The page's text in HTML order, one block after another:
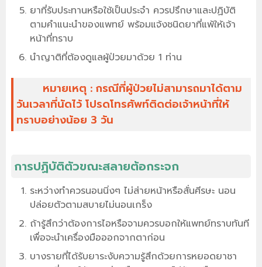
ยาที่รับประทานหรือใช้เป็นประจำ ควรปรึกษาและปฏิบัติ
ตามคำแนะนำของแพทย์ พร้อมแจ้งชนิดยาที่แพ้ให้เจ้า
หน้าที่ทราบ
นำญาติที่ต้องดูแลผู้ป่วยมาด้วย 1 ท่าน
หมายเหตุ : กรณีที่ผู้ป่วยไม่สามารถมาได้ตาม
วันเวลาที่นัดไว้ โปรดโทรศัพท์ติดต่อเจ้าหน้าที่ให้
ทราบอย่างน้อย 3 วัน
การปฏิบัติตัวขณะสลายต้อกระจก
ระหว่างทำควรนอนนิ่งๆ ไม่ส่ายหน้าหรือสั่นศีรษะ นอน
ปล่อยตัวตามสบายไม่นอนเกร็ง
ถ้ารู้สึกว่าต้องการไอหรือจามควรบอกให้แพทย์ทราบทันที
เพื่อจะนำเครื่องมือออกจากตาก่อน
บางรายที่ได้รับยาระงับความรู้สึกด้วยการหยอดยาชา